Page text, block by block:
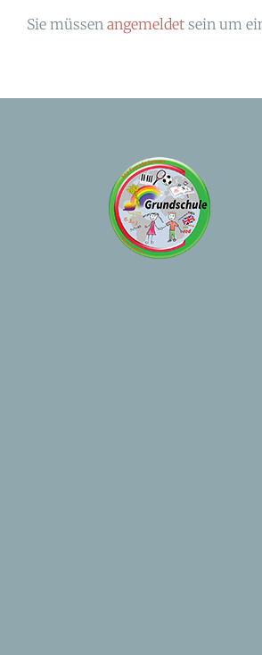
Sie müssen angemeldet sein um